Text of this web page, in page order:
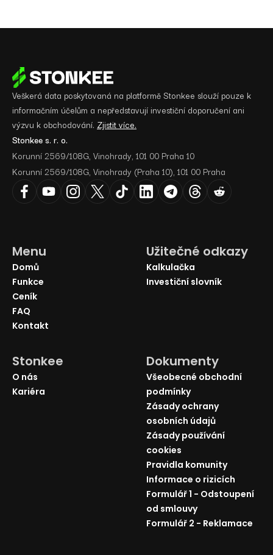
Veškerá data poskytovaná na platformě Stonkee slouží pouze k
informačním účelům a nepředstavují investiční doporučení ani
výzvu k obchodování. Zjistit více.
Stonkee s. r. o.
Korunní 2569/108G, Vinohrady, 101 00 Praha 10
Korunní 2569/108G, Vinohrady (Praha 10), 101 00 Praha
Menu
Domů
Funkce
Ceník
FAQ
Kontakt
Užitečné odkazy
Kalkulačka
Investiční slovník
Stonkee
O nás
Kariéra
Dokumenty
Všeobecné obchodní
podmínky
Zásady ochrany
osobních údajů
Zásady používání
cookies
Pravidla komunity
Informace o rizicích
Formulář 1 - Odstoupení
od smlouvy
Formulář 2 - Reklamace